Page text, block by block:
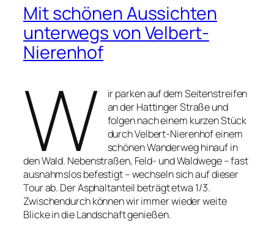
Mit schönen Aussichten
unterwegs von Velbert-
Nierenhof
W
ir parken auf dem Seitenstreifen
an der Hattinger Straße und
folgen nach einem kurzen Stück
durch Velbert-Nierenhof einem
schönen Wanderweg hinauf in
den Wald. Nebenstraßen, Feld- und Waldwege – fast
ausnahmslos befestigt – wechseln sich auf dieser
Tour ab. Der Asphaltanteil beträgt etwa 1/3.
Zwischendurch können wir immer wieder weite
Blicke in die Landschaft genießen.